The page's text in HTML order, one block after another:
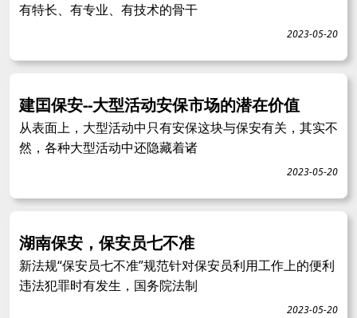
有特长、有专业、有技术的骨干
2023-05-20
建囯保安--大型活动安保市场的潜在价值
从表面上，大型活动中只有安保这块与保安有关，其实不
然，各种大型活动中还隐藏着诸
2023-05-20
湖南保安，保安员七不准
新法规“保安员七不准”规范针对保安员利用工作上的便利
违法犯罪时有发生，国务院法制
2023-05-20